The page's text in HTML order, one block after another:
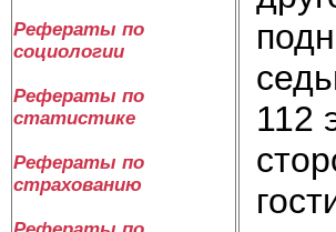
Рефераты по
социологии
Рефераты по
статистике
Рефераты по
страхованию
112